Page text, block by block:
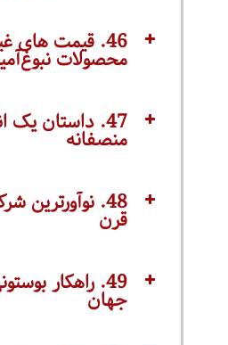
46. قیمت های
محصولات
47. داستان
منصفانه
48. نوآورترین
قرن
49. راهکار
جهان